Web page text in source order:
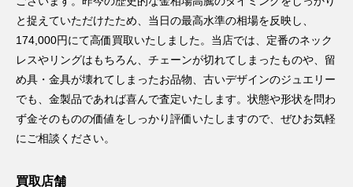
と捉えていただけたため、当日の最高水準の相場を反映し、
174,000円にて高価買取いたしました。当店では、定番のネック
レスやリングはもちろん、チェーンが切れてしまったものや、留
め具・金具が壊れてしまったお品物、古いデザインのジュエリー
でも、金製品であれば喜んで査定いたします。状態や形状を問わ
ず金そのものの価値をしっかり評価いたしますので、ぜひお気軽
にご相談ください。
買取店舗